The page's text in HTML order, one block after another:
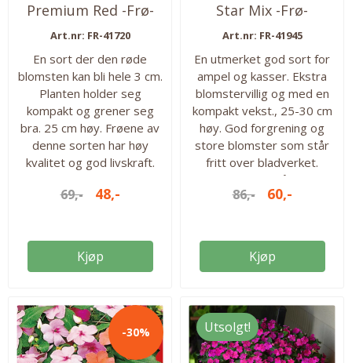
Premium Red -Frø-
Flittiglise ...
Art.nr: FR-41720
En sort der den røde
blomsten kan bli hele 3 cm.
Planten holder seg
kompakt og grener seg
bra. 25 cm høy. Frøene av
denne sorten har høy
kvalitet og god livskraft.
utmerket til urner. 25 frø i
Blomstringstid: Juli - august
Lysforhold: Lyst, men ikke
69,- 48,-
Kjøp
Star Mix -Frø-
Flittiglise
Art.nr: FR-41945
En utmerket god sort for
ampel og kasser. Ekstra
blomstervillig og med en
kompakt vekst., 25-30 cm
høy. God forgrening og
store blomster som står
fritt over bladverket.
Blomstrer også godt i
skyggen. En riktig
pakken. Høyde:25 - 30 cm.
Såtid: Feb.-april
direkte sollys Antall frø i
pakken: 30 frø Ettårig
86,- 60,-
Kjøp
-30% Utsolgt!